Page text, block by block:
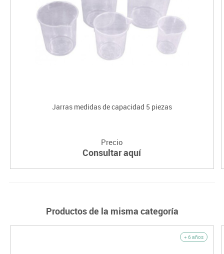
Jarras medidas de capacidad 5 piezas
Precio
Consultar aquí
Productos de la misma categoría
+ 6 años